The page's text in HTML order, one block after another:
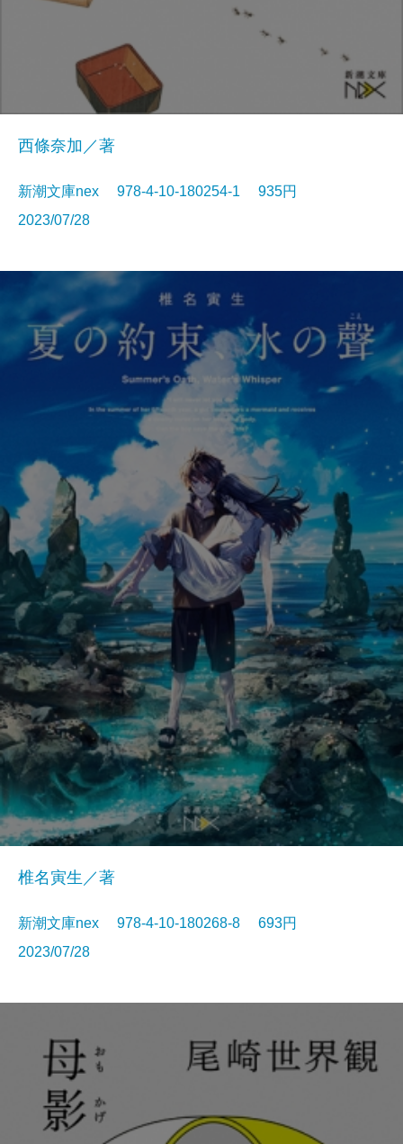
西條奈加／著
新潮文庫nex 978-4-10-180254-1 935円
2023/07/28
椎名寅生／著
新潮文庫nex 978-4-10-180268-8 693円
2023/07/28